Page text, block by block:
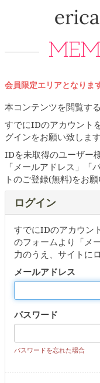
会員限定エリアとなりま
本コンテンツを閲覧す
すでにIDのアカウント
グインをお願い致します
IDを未取得のユーザー
「メールアドレス」「
トのご登録(無料)をお願
ログイン
すでにIDのアカウン
のフォームより「メ
力のうえ、サイトに
メールアドレス
パスワード
パスワードを忘れた場合